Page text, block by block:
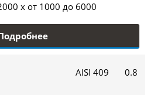
x от 1000 до 6000
AISI 409 0.8